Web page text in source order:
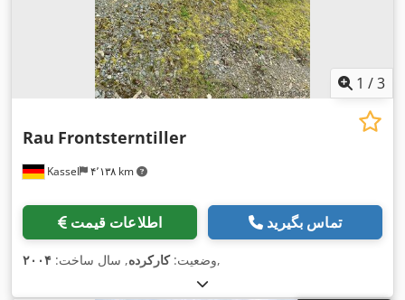
1 /3
Kassel ۴٬۱۳۸ km
Rau Frontsterntiller
اطلاعات قیمت تماس بگیرید
وضعیت:کارکرده, سال ساخت: ۲۰۰۴ ,